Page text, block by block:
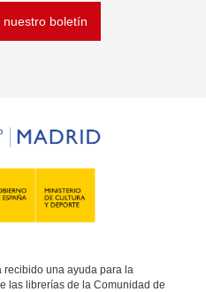
boletín
recibido una ayuda para la
las librerías de la Comunidad de